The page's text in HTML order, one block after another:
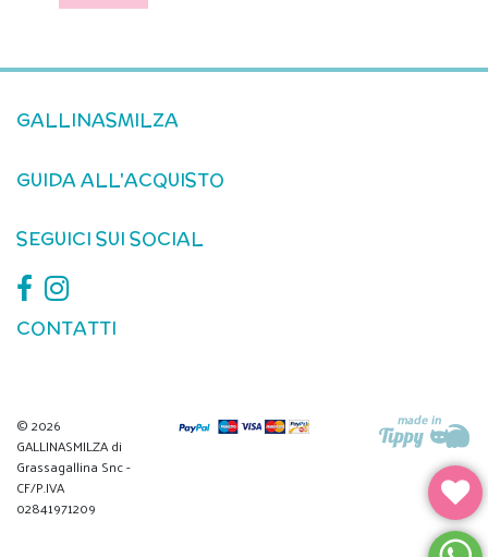
GALLINASMILZA
GUIDA ALL'ACQUISTO
SEGUICI SUI SOCIAL
CONTATTI
© 2026
GALLINASMILZA di
Grassagallina Snc -
CF/P.IVA
02841971209